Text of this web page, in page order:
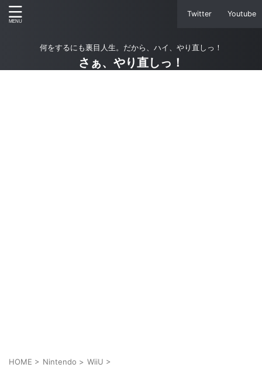
Twitter Youtube
何をするにも裏目人生。だから、ハイ、やり直しっ！
さぁ、やり直しっ！
HOME > Nintendo > WiiU >